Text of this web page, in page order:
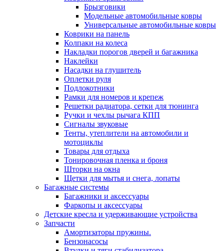
Брызговики
Модельные автомобильные ковры
Универсальные автомобильные ковры
Коврики на панель
Колпаки на колеса
Накладки порогов дверей и багажника
Наклейки
Насадки на глушитель
Оплетки руля
Подлокотники
Рамки для номеров и крепеж
Решетки радиатора, сетки для тюнинга
Ручки и чехлы рычага КПП
Сигналы звуковые
Тенты, утеплители на автомобили и
мотоциклы
Товары для отдыха
Тонировочная пленка и броня
Шторки на окна
Щетки для мытья и снега, лопаты
Багажные системы
Багажники и аксессуары
Фаркопы и аксессуары
Детские кресла и удерживающие устройства
Запчасти
Амортизаторы пружины.
Бензонасосы